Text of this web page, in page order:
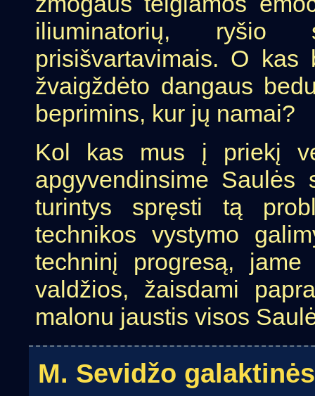
iliuminatorių, ryšio
prisišvartavimais. O
žvaigždėto dangaus
beprimins, kur jų namai?
Kol kas mus į priekį
apgyvendinsime
turintys spręsti tą
technikos vystymo
techninį progresą,
valdžios, žaisdami
malonu jaustis visos
M. Sevidžo